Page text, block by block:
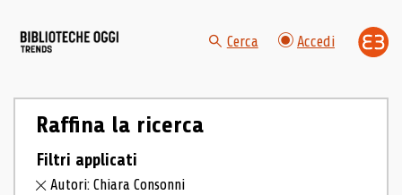
Cerca Accedi
Raffina la ricerca
Filtri applicati
Autori: Chiara Consonni